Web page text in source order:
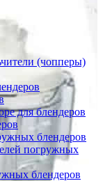
(чопперы)
для блендеров
блендеров
погружных
блендеров